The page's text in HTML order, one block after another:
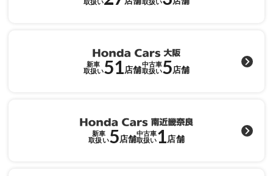
取扱い
取扱い
新車
取扱い51店舗
中古車
取扱い5店舗
新車
取扱い5店舗
中古車
取扱い1店舗